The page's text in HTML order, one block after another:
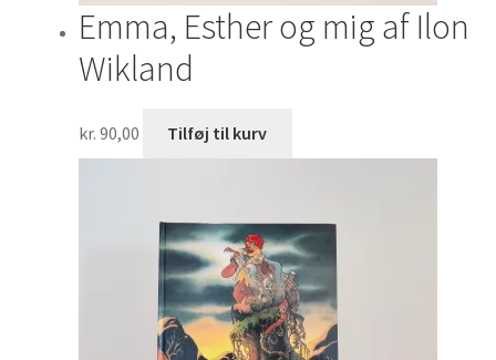
Emma, Esther og mig af Ilon
Wikland
kr. 90,00 Tilføj til kurv